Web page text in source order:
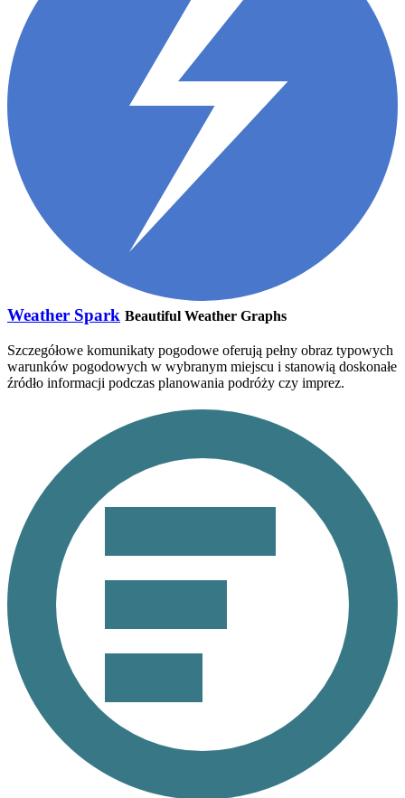
Weather Spark Beautiful Weather Graphs
Szczegółowe komunikaty pogodowe oferują pełny obraz typowych
warunków pogodowych w wybranym miejscu i stanowią doskonałe
źródło informacji podczas planowania podróży czy imprez.